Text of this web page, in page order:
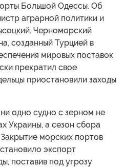
Большой Одессы. Об
аграрной политики и
Черноморский
созданный Турцией в
мировых поставок
прекратил свое
приостановили заходы
одно судно с зерном не
Украины, а сезон сбора
морских портов
экспорт
поставив под угрозу